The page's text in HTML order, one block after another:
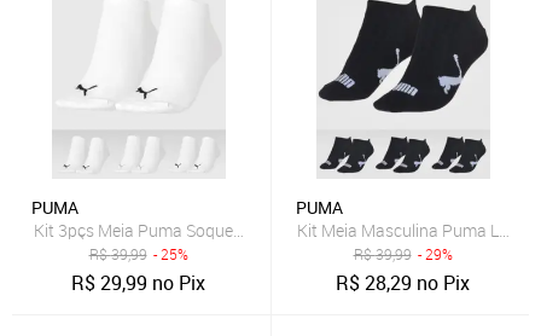
PUMA
Kit 3pçs Meia Puma Soquete Logo Branca
R$39,99 - 25%
R$29,99 no Pix
PUMA
Kit Meia Masculina Puma Logo
R$39,99 - 29%
R$28,29 no Pix